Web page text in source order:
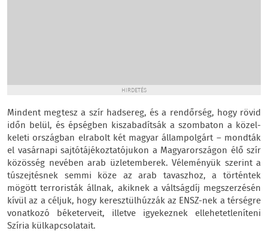
HIRDETÉS
Mindent megtesz a szír hadsereg, és a rendőrség, hogy rövid
időn belül, és épségben kiszabadítsák a szombaton a közel-
keleti országban elrabolt két magyar állampolgárt – mondták
el vasárnapi sajtótájékoztatójukon a Magyarországon élő szír
közösség nevében arab üzletemberek. Véleményük szerint a
túszejtésnek semmi köze az arab tavaszhoz, a történtek
mögött terroristák állnak, akiknek a váltságdíj megszerzésén
kívül az a céljuk, hogy keresztülhúzzák az ENSZ-nek a térségre
vonatkozó béketerveit, illetve igyekeznek ellehetetleníteni
Szíria külkapcsolatait.